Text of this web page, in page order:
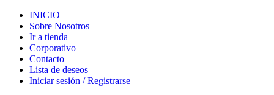
INICIO
Sobre Nosotros
Ir a tienda
Corporativo
Contacto
Lista de deseos
Iniciar sesión / Registrarse